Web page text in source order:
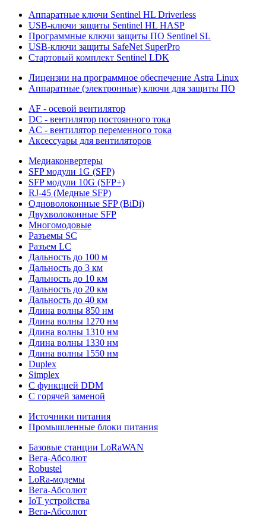
Аппаратные ключи Sentinel HL Driverless
USB-ключи защиты Sentinel HL HASP
Программные ключи защиты ПО Sentinel SL
USB-ключи защиты SafeNet SuperPro
Стартовый комплект Sentinel LDK
Лицензии на программное обеспечение Astra Linux
Аппаратные (электронные) ключи для защиты ПО
AF - осевой вентилятор
DC - вентилятор постоянного тока
AC - вентилятор переменного тока
Аксессуары для вентиляторов
Медиаконвертеры
SFP модули 1G (SFP)
SFP модули 10G (SFP+)
RJ-45 (Медные SFP)
Одноволоконные SFP (BiDi)
Двухволоконные SFP
Многомодовые
Разъемы SC
Разъем LC
Дальность до 100 м
Дальность до 3 км
Дальность до 10 км
Дальность до 20 км
Дальность до 40 км
Длина волны 850 нм
Длина волны 1270 нм
Длина волны 1310 нм
Длина волны 1330 нм
Длина волны 1550 нм
Duplex
Simplex
С функцией DDM
С горячей заменой
Источники питания
Промышленные блоки питания
Базовые станции LoRaWAN
Вега-Абсолют
Robustel
LoRa-модемы
Вега-Абсолют
IoT устройства
Вега-Абсолют